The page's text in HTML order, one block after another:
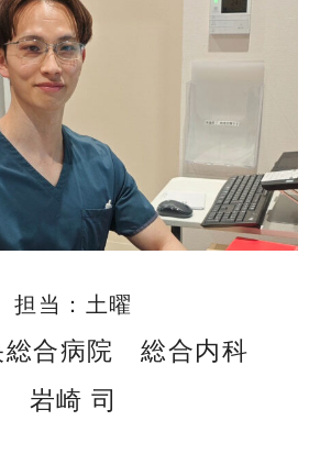
担当：土曜
総合病院 総合内科
岩崎 司